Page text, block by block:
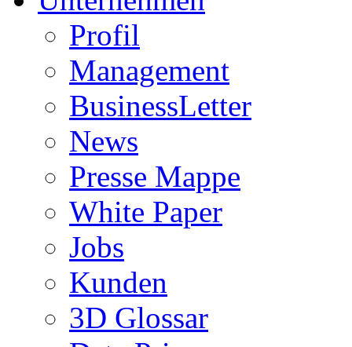
Profil
Management
BusinessLetter
News
Presse Mappe
White Paper
Jobs
Kunden
3D Glossar